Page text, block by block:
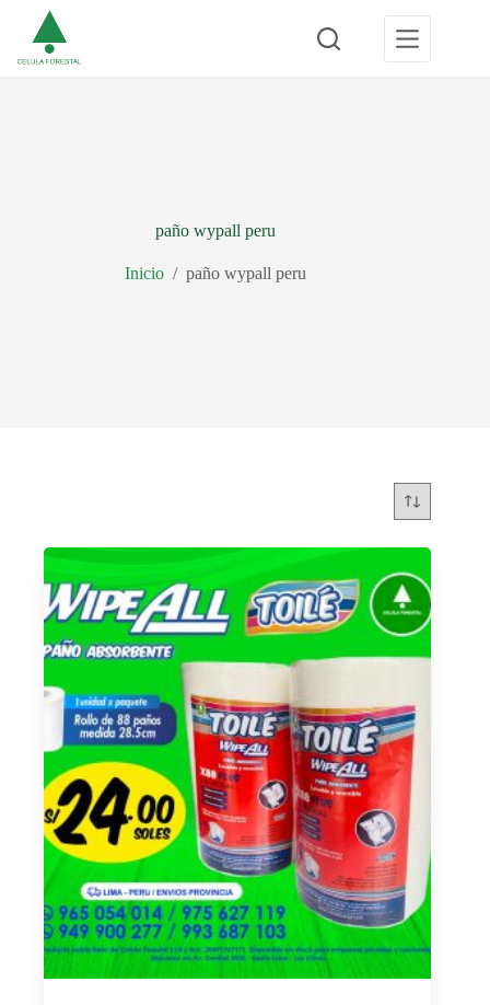
contenido
paño wypall peru
Inicio / paño wypall peru